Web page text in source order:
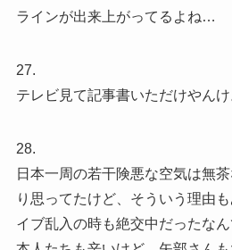
ラインが出来上がってるよね…
27.
テレビ見て記事書いただけやんけ
28.
日本一周の若干険悪な空気は無
り思ってたけど、そういう理由
イブ乱入の時も絶交中だったなん